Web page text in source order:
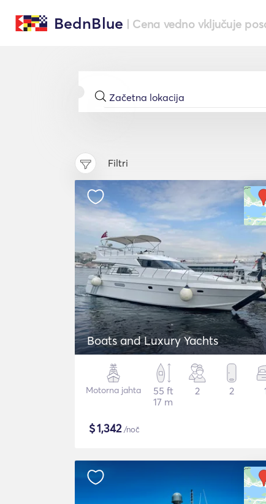
BednBlue | Cena vedno vključuje
Filtri
Boats and Luxury Yachts
Motorna jahta
55 ft
17 m
2 2
$1,342/noč